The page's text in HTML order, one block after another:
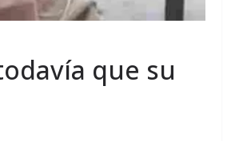
que su